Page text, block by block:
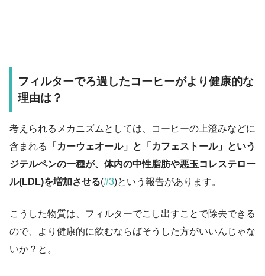
フィルターでろ過したコーヒーがより健康的な
理由は？
考えられるメカニズムとしては、コーヒーの上澄みなどに
含まれる
「カーウェオール」と「カフェストール」という
ジテルペンの一種が、体内の中性脂肪や悪玉コレステロー
ル(LDL)を増加させる(#3)という報告があります。
こうした物質は、フィルターでこし出すことで除去できる
ので、より健康的に飲むならばそうした方がいいんじゃな
いか？と。